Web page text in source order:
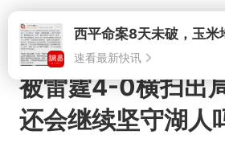
被雷霆4-0横扫出
还会继续坚守湖人